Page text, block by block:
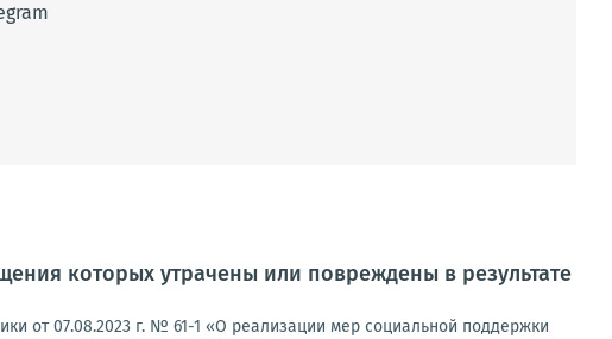
которых утрачены или повреждены в результате
от 07.08.2023 г. № 61-1 «О реализации мер социальной поддержки